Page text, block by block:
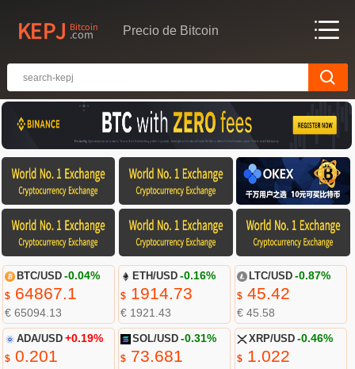
Precio de Bitcoin
BTC/USD -0.04%
$64867.1
€ 65094.13
ETH/USD -0.16%
$ 1914.73
€ 1921.43
LTC/USD -0.87%
$45.42
€ 45.58
ADA/USD +0.19%
$0.201
SOL/USD -0.31%
$ 73.681
XRP/USD -0.46%
$1.022